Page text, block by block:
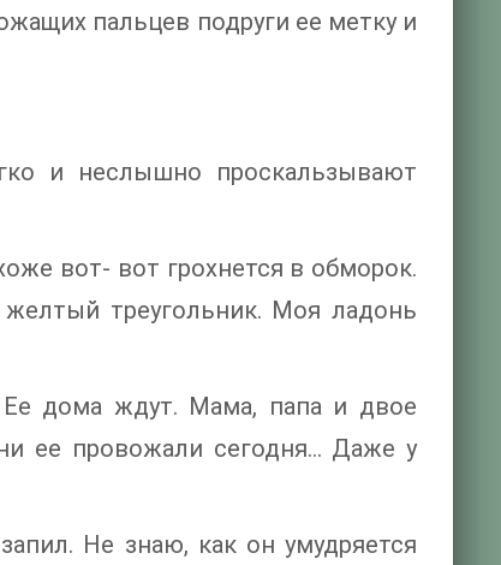
пальцев подруги ее метку и
и неслышно проскальзывают
вот- вот грохнется в обморок.
треугольник. Моя ладонь
дома ждут. Мама, папа и двое
ее провожали сегодня… Даже у
Не знаю, как он умудряется